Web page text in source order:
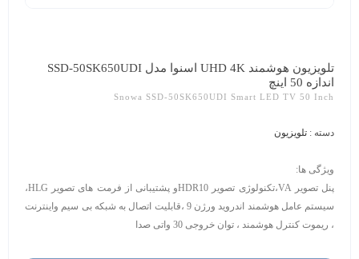
تلویزیون هوشمند UHD 4K اسنوا مدل SSD-50SK650UDI
اندازه 50 اینچ
Snowa SSD-50SK650UDI Smart LED TV 50 Inch
دسته : تلویزیون
ویژگی ها:
پنل تصویر VA،تکنولوژی تصویر HDR10و پشتیبانی از فرمت های تصویر HLG،
سیستم عامل هوشمند اندروید ورژن 9 ،قابلیت اتصال به شبکه بی سیم واینترنت
، ریموت کنترل هوشمند ، توان خروجی 30 واتی صدا